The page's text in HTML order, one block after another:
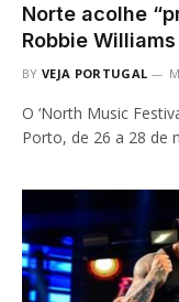
Norte acolhe
Robbie
BY VEJA PORTUGAL
O ‘North Music
Porto, de 26 a 28